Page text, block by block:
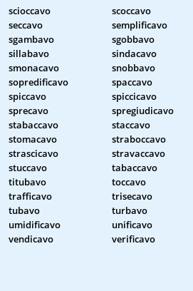
scioccavo scoccavo
seccavo semplificavo
sgambavo sgobbavo
sillabavo sindacavo
smonacavo snobbavo
sopredificavo spaccavo
spiccavo spiccicavo
sprecavo spregiudicavo
stabaccavo staccavo
stomacavo straboccavo
strascicavo stravaccavo
stuccavo tabaccavo
titubavo toccavo
trafficavo trisecavo
tubavo turbavo
umidificavo unificavo
vendicavo verificavo